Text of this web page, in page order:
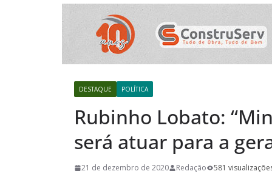
Miniférias:
destaca a
viagens
próximos
Pasta da
DESTAQUE POLÍTICA
Rubinho Lobato:
será atuar para a
21 de dezembro de 2020 Redação 581